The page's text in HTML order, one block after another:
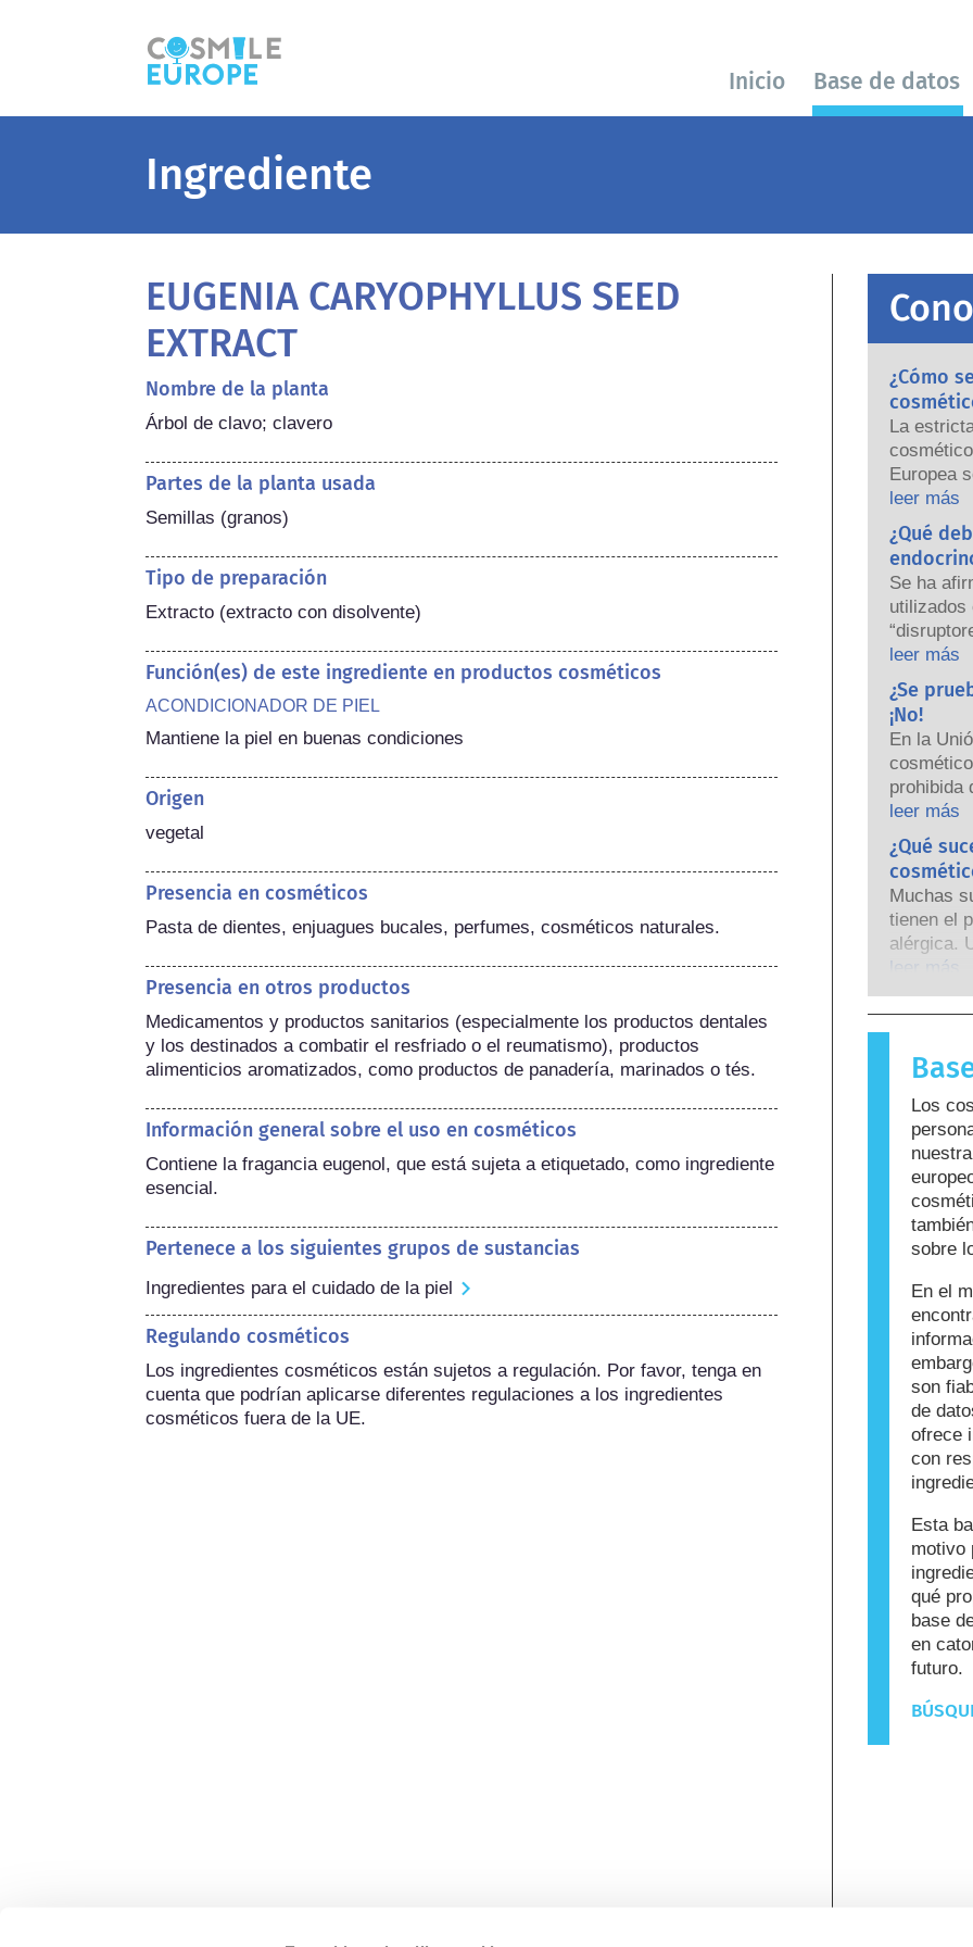
Inicio Base de datos
Ingrediente
EUGENIA CARYOPHYLLUS SEED
EXTRACT
Nombre de la planta
Árbol de clavo; clavero
Partes de la planta usada
Semillas (granos)
Tipo de preparación
Extracto (extracto con disolvente)
Función(es) de este ingrediente en productos cosméticos
ACONDICIONADOR DE PIEL
Mantiene la piel en buenas condiciones
Origen
vegetal
Presencia en cosméticos
Pasta de dientes, enjuagues bucales, perfumes, cosméticos naturales.
Presencia en otros productos
Medicamentos y productos sanitarios (especialmente los productos dentales
y los destinados a combatir el resfriado o el reumatismo), productos
alimenticios aromatizados, como productos de panadería, marinados o tés.
Información general sobre el uso en cosméticos
Contiene la fragancia eugenol, que está sujeta a etiquetado, como ingrediente
esencial.
Pertenece a los siguientes grupos de sustancias
Ingredientes para el cuidado de la piel
Regulando cosméticos
Los ingredientes cosméticos están sujetos a regulación. Por favor, tenga en
cuenta que podrían aplicarse diferentes regulaciones a los ingredientes
cosméticos fuera de la UE.
¿Cómo
La
Europea
leer más
¿Qué
Se ha
utilizados
algunas
una
nuestro
potentes
causar
Las
los
están
cubren
la posible
leer más
¿Se
¡No!
En la
prohibida
años,
personal
las
animales
leer más
¿Qué
Muchas
tienen el
alérgica.
el
para la
sustancia
llama
que
sea
leer más
Los
sobre
En el
son
de
ofrece
con
Esta
motivo
qué
base
en
futuro.